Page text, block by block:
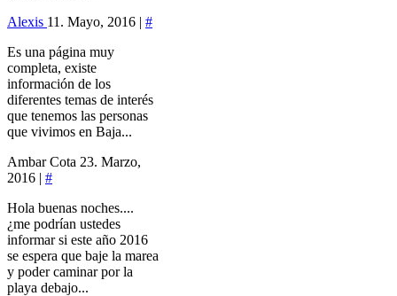
Alexis 11. Mayo, 2016 | #
Es una página muy
completa, existe
información de los
diferentes temas de interés
que tenemos las personas
que vivimos en Baja...
Ambar Cota 23. Marzo,
2016 | #
Hola buenas noches....
¿me podrían ustedes
informar si este año 2016
se espera que baje la marea
y poder caminar por la
playa debajo...